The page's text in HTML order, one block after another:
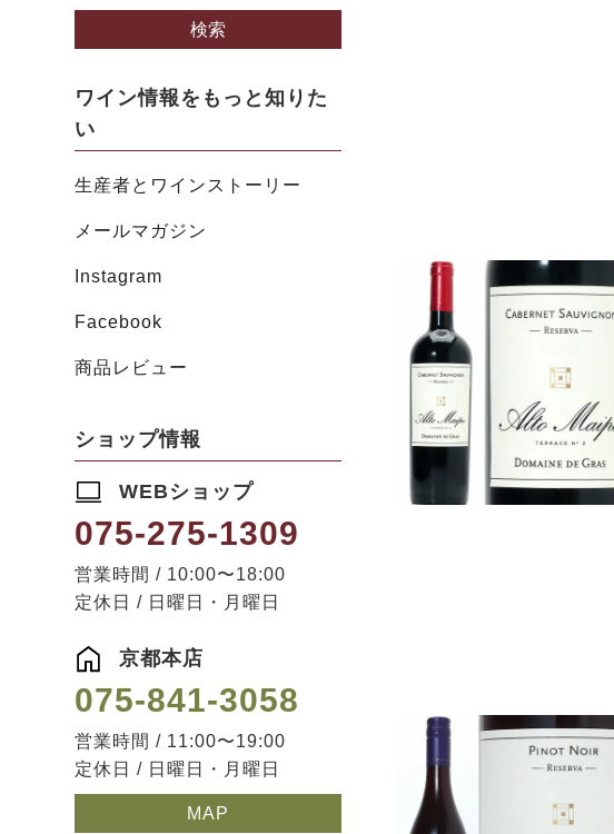
検索
ワイン情報をもっと知りた
い
生産者とワインストーリー
メールマガジン
Instagram
Facebook
商品レビュー
ショップ情報
WEBショップ
075-275-1309
営業時間 / 10:00〜18:00
定休日 / 日曜日・月曜日
京都本店
075-841-3058
営業時間 / 11:00〜19:00
定休日 / 日曜日・月曜日
MAP